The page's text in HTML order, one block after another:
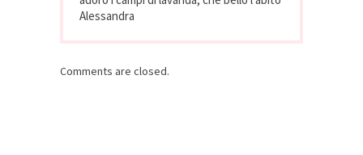
Alessandra
Comments are closed.